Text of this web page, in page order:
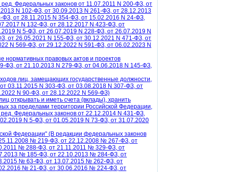
Федеральных законов от 11.07.2011 N 200-ФЗ, от
N 102-ФЗ, от 30.09.2013 N 261-ФЗ, от 28.12.2013
от 28.11.2015 N 354-ФЗ, от 15.02.2016 N 24-ФЗ,
N 132-ФЗ, от 28.12.2017 N 423-ФЗ, от
N 5-ФЗ, от 26.07.2019 N 228-ФЗ, от 26.07.2019 N
от 26.05.2021 N 155-ФЗ, от 30.12.2021 N 471-ФЗ, от
N 569-ФЗ, от 29.12.2022 N 591-ФЗ, от 06.02.2023 N
нормативных правовых актов и проектов
ФЗ, от 21.10.2013 N 279-ФЗ, от 04.06.2018 N 145-ФЗ,
лиц, замещающих государственные должности,
03.11.2015 N 303-ФЗ, от 03.08.2018 N 307-ФЗ, от
N 90-ФЗ, от 28.12.2022 N 569-ФЗ)
открывать и иметь счета (вклады), хранить
за пределами территории Российской Федерации,
Федеральных законов от 22.12.2014 N 431-ФЗ,
N 5-ФЗ, от 01.05.2019 N 73-ФЗ, от 31.07.2020
Федерации" (В редакции федеральных законов
№ 219-ФЗ, от 22.12.2008 № 267-ФЗ, от
№ 288-ФЗ, от 21.11.2011 № 329-ФЗ, от
№ 185-ФЗ, от 22.10.2013 № 284-ФЗ, от
№ 63-ФЗ, от 13.07.2015 № 262-ФЗ, от
№ 21-ФЗ, от 30.06.2016 № 224-ФЗ, от